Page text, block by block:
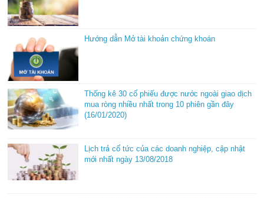
Hướng dẫn Mở tài khoản chứng khoán
Thống kê 30 cổ phiếu được nước ngoài giao dịch
mua ròng nhiều nhất trong 10 phiên gần đây
(16/01/2020)
Lịch trả cổ tức của các doanh nghiệp, cập nhật
mới nhất ngày 13/08/2018